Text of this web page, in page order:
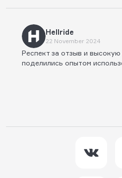
Hellride
22 November 2024
Респект за отзыв и
поделились опытом